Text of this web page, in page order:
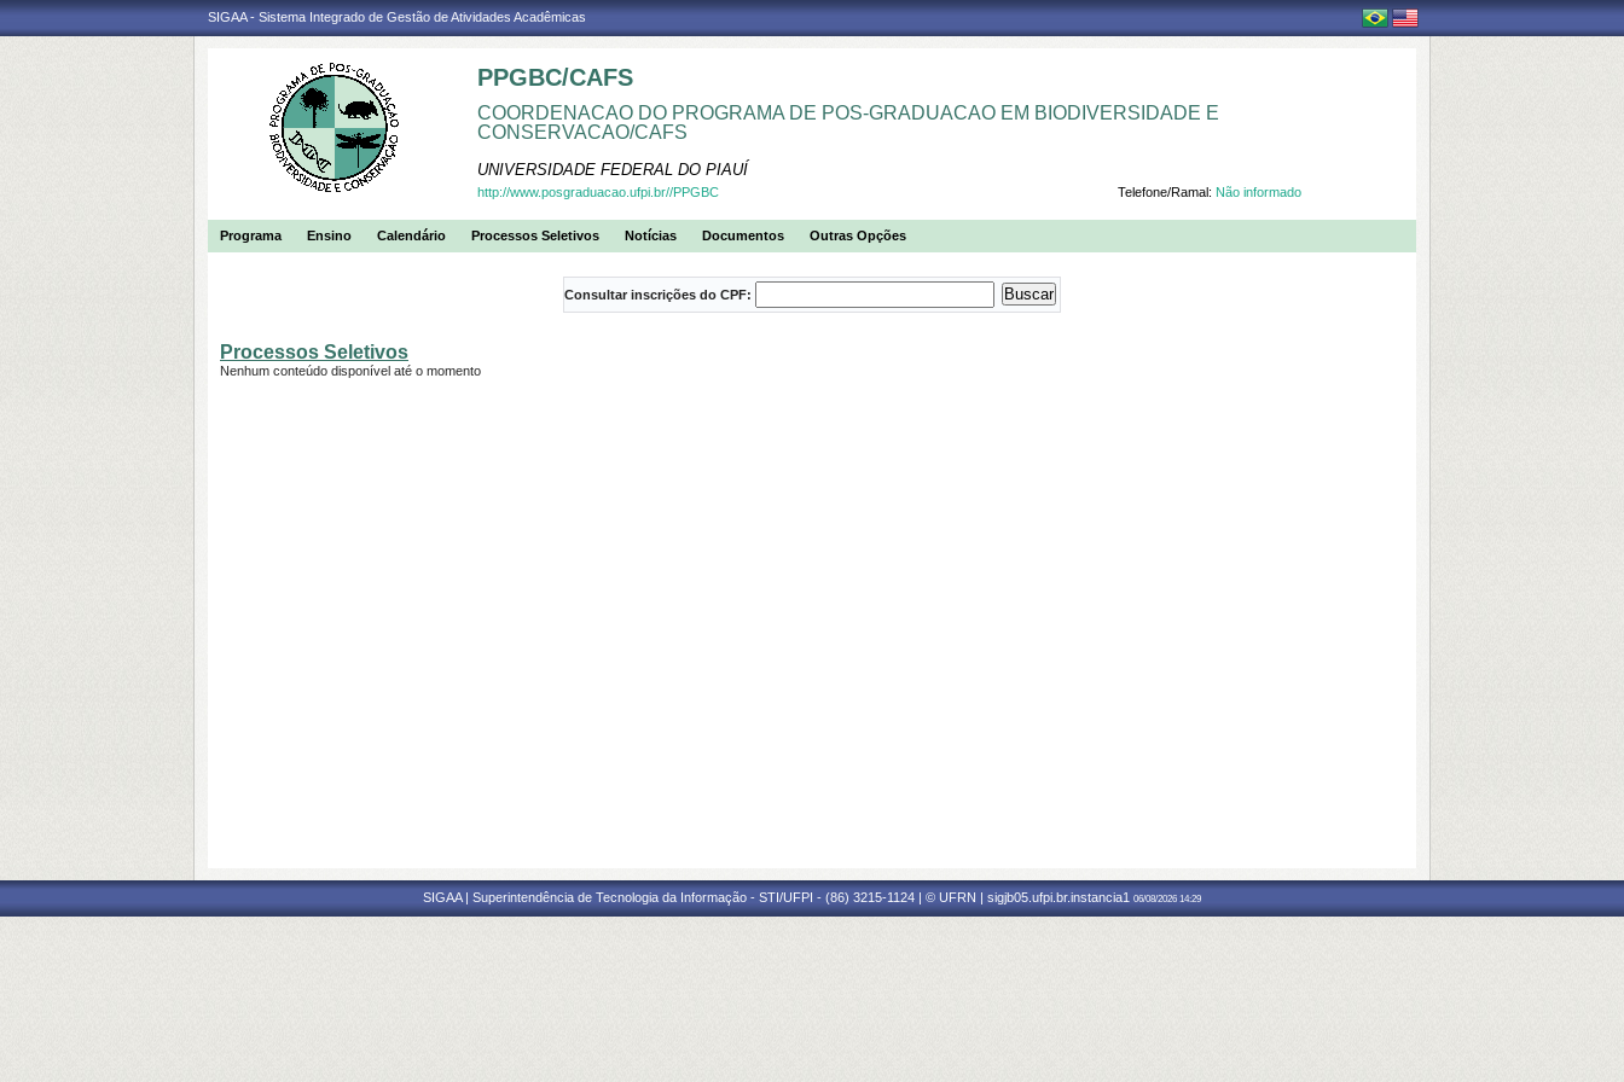
SIGAA - Sistema Integrado de Gestão de Atividades Acadêmicas
PPGBC/CAFS
COORDENACAO DO PROGRAMA DE POS-GRADUACAO EM BIODIVERSIDADE E
CONSERVACAO/CAFS
UNIVERSIDADE FEDERAL DO PIAUÍ
Telefone/Ramal: Não informado
http://www.posgraduacao.ufpi.br//PPGBC
Programa Ensino Calendário Processos Seletivos Notícias Documentos Outras Opções
Consultar inscrições do CPF:
Processos Seletivos
Nenhum conteúdo disponível até o momento
SIGAA | Superintendência de Tecnologia da Informação - STI/UFPI - (86) 3215-1124 | © UFRN | sigjb05.ufpi.br.instancia1 06/08/2026 14:29